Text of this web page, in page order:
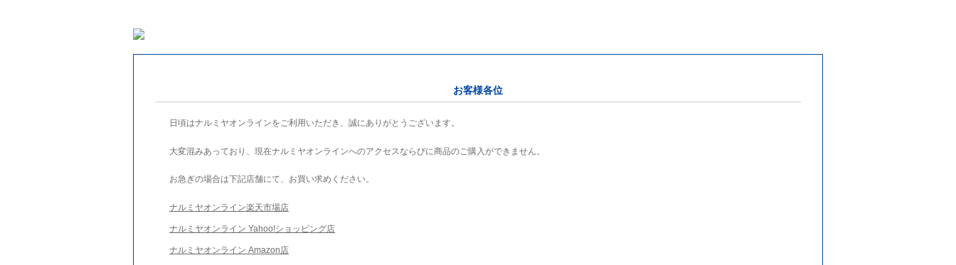
お客様各位
日頃はナルミヤオンラインをご利用いただき、誠にありがとうございます。
大変混みあっており、現在ナルミヤオンラインへのアクセスならびに商品のご購入ができません。
お急ぎの場合は下記店舗にて、お買い求めください。
ナルミヤオンライン楽天市場店
ナルミヤオンライン Yahoo!ショッピング店
ナルミヤオンライン Amazon店